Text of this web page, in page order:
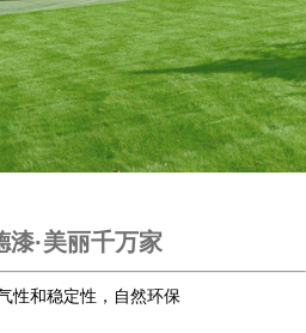
漆·美丽千万家
性和稳定性，自然环保